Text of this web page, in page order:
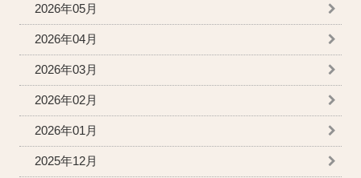
2026年05月
2026年04月
2026年03月
2026年02月
2026年01月
2025年12月